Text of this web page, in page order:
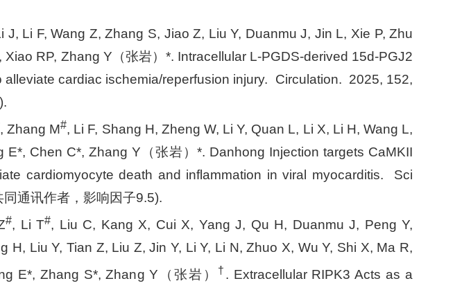
J, Li F, Wang Z, Zhang S, Jiao Z, Liu Y, Duanmu J, Jin L, Xie P, Zhu
RP, Zhang Y（张岩）*. Intracellular L-PGDS-derived 15d-PGJ2
alleviate cardiac ischemia/reperfusion injury. Circulation. 2025, 152,
, Zhang M#, Li F, Shang H, Zheng W, Li Y, Quan L, Li X, Li H, Wang L,
E*, Chen C*, Zhang Y（张岩）*. Danhong Injection targets CaMKII
cardiomyocyte death and inflammation in viral myocarditis. Sci
通讯作者，影响因子9.5).
#, Li T#, Liu C, Kang X, Cui X, Yang J, Qu H, Duanmu J, Peng Y,
H, Liu Y, Tian Z, Liu Z, Jin Y, Li Y, Li N, Zhuo X, Wu Y, Shi X, Ma R,
E*, Zhang S*, Zhang Y（张岩）
† . Extracellular RIPK3 Acts as a